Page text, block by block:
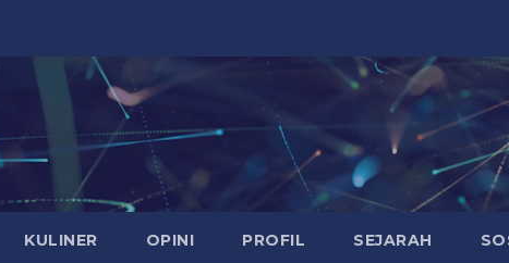
KULINER OPINI PROFIL SEJARAH